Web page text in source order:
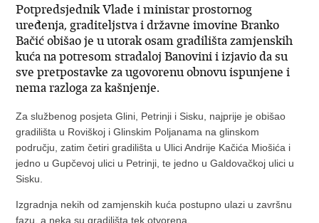
Potpredsjednik Vlade i ministar prostornog
uređenja, graditeljstva i državne imovine Branko
Bačić obišao je u utorak osam gradilišta zamjenskih
kuća na potresom stradaloj Banovini i izjavio da su
sve pretpostavke za ugovorenu obnovu ispunjene i
nema razloga za kašnjenje.
Za službenog posjeta Glini, Petrinji i Sisku, najprije je obišao
gradilišta u Roviškoj i Glinskim Poljanama na glinskom
području, zatim četiri gradilišta u Ulici Andrije Kačića Miošića i
jedno u Gupčevoj ulici u Petrinji, te jedno u Galdovačkoj ulici u
Sisku.
Izgradnja nekih od zamjenskih kuća postupno ulazi u završnu
fazu, a neka su gradilišta tek otvorena.